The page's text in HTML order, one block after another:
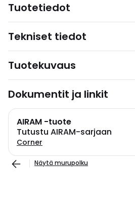
Tuotetiedot
Tekniset tiedot
Tuotekuvaus
Dokumentit ja linkit
AIRAM -tuote
Tutustu AIRAM-sarjaan
Corner
Näytä murupolku